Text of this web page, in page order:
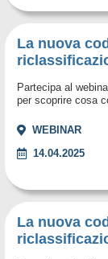
La nuova
Partecipa al
per scoprire cosa
WEBINAR
14.04.2025
La nuova